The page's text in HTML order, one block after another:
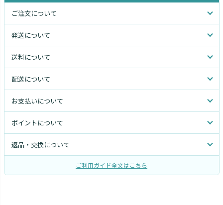
ご注文について
発送について
送料について
配送について
お支払いについて
ポイントについて
返品・交換について
ご利用ガイド全文はこちら